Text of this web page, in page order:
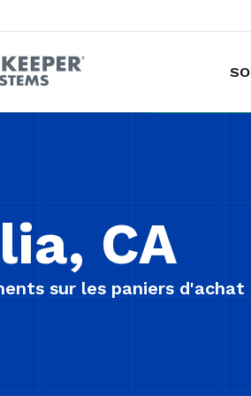
CA
sur les paniers d'achat